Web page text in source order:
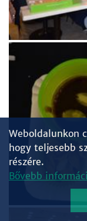
Weboldalunkon
hogy teljesebb
részére.
Bővebb